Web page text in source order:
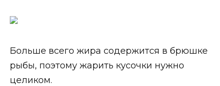
Больше всего жира содержится в брюшке
рыбы, поэтому жарить кусочки нужно
целиком.